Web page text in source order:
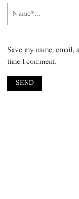
Save my name, email,
time I comment.